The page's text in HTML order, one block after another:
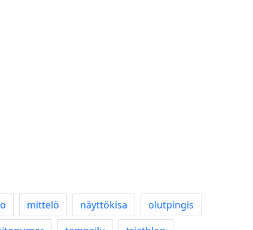
mittelö näyttökisa
olutpingis